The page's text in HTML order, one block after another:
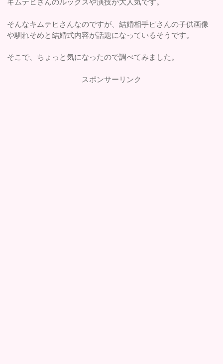
キムテヒさんのルックスや演技が大人気です。
そんなキムテヒさんなのですが、結婚相手ピさんの子供画像
や馴れそめと結婚式内容が話題になっているそうです。
そこで、ちょっと気になったので調べてみました。
スポンサーリンク